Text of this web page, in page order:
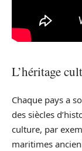
L’héritage
Chaque pays a
des siècles
culture, par
maritimes